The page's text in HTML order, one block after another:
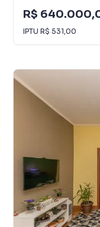
R$
IPTU R$ 531,00